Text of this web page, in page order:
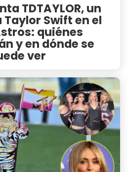
TDTAYLOR, un
Swift en el
quiénes
y en dónde se
ver